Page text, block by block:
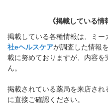
《掲載している情
掲載している各種情報は、ミ
社eヘルスケアが調査した情報
載に努めておりますが、内容
ん。
掲載されている薬局を来店さ
に直接ご確認ください。